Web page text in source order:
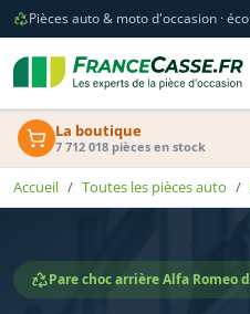
Pièces auto & moto d'occasion ·
La boutique
7 712 018 pièces en stock
Accueil Toutes les pièces auto
Pare choc arrière Alfa Romeo